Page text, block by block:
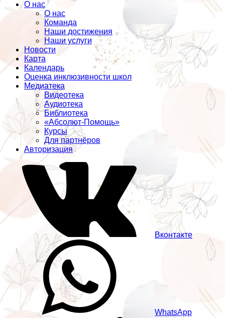
О нас
О нас
Команда
Наши достижения
Наши услуги
Новости
Карта
Календарь
Оценка инклюзивности школ
Медиатека
Видеотека
Аудиотека
Библиотека
«Абсолют-Помощь»
Курсы
Для партнёров
Авторизация
Вконтакте
WhatsApp